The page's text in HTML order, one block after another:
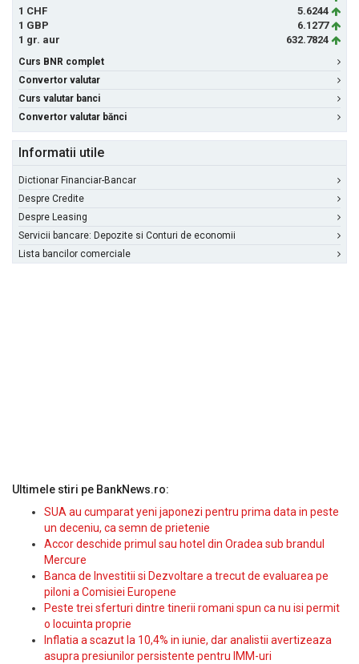
1 CHF
5.6244
1 GBP
6.1277
1 gr. aur
632.7824
Curs BNR complet
Convertor valutar
Curs valutar banci
Convertor valutar bănci
Informatii utile
Dictionar Financiar-Bancar
Despre Credite
Despre Leasing
Servicii bancare: Depozite si Conturi de economii
Lista bancilor comerciale
Ultimele stiri pe BankNews.ro:
SUA au cumparat yeni japonezi pentru prima data in peste
un deceniu, ca semn de prietenie
Accor deschide primul sau hotel din Oradea sub brandul
Mercure
Banca de Investitii si Dezvoltare a trecut de evaluarea pe
piloni a Comisiei Europene
Peste trei sferturi dintre tinerii romani spun ca nu isi permit
o locuinta proprie
Inflatia a scazut la 10,4% in iunie, dar analistii avertizeaza
asupra presiunilor persistente pentru IMM-uri